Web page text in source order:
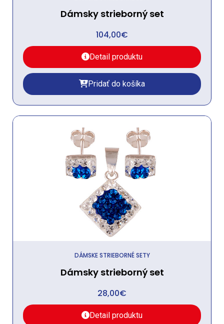
Dámsky strieborný set
104,00€
Detail produktu
Pridať do košíka
DÁMSKE STRIEBORNÉ SETY
Dámsky strieborný set
28,00€
Detail produktu